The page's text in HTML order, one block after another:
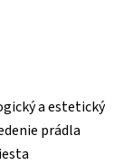
a estetický
prádla